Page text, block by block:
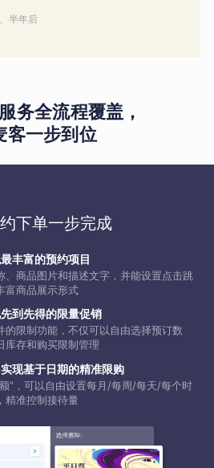
半年后
务全流程覆盖，
客一步到位
下单一步完成
丰富的预约项目
、商品图片和描述文字，并能设置点击跳
富商品展示形式
到先得的限量促销
的限制功能，不仅可以自由选择预订数
库存和购买限制管理
现基于日期的精准限购
”，可以自由设置每月/每周/每天/每个时
精准控制接待量